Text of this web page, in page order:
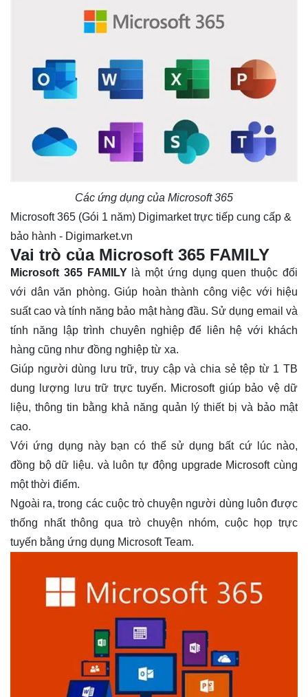
Các ứng dụng của Microsoft 365
Microsoft 365 (Gói 1 năm) Digimarket trực tiếp cung cấp &
bảo hành - Digimarket.vn
Vai trò của Microsoft 365 FAMILY
Microsoft 365 FAMILYlà một ứng dụng quen thuộc đối
với dân văn phòng. Giúp hoàn thành công việc với hiệu
suất cao và tính năng bảo mật hàng đầu. Sử dụng email và
tính năng lập trình chuyên nghiệp để liên hệ với khách
hàng cũng như đồng nghiệp từ xa.
Giúp người dùng lưu trữ, truy cập và chia sẻ tệp từ 1 TB
dung lượng lưu trữ trực tuyến. Microsoft giúp bảo vệ dữ
liệu, thông tin bằng khả năng quản lý thiết bị và bảo mật
cao.
Với ứng dụng này bạn có thể sử dụng bất cứ lúc nào,
đồng bộ dữ liệu. và luôn tự động upgrade Microsoft cùng
một thời điểm.
Ngoài ra, trong các cuộc trò chuyện người dùng luôn được
thống nhất thông qua trò chuyện nhóm, cuộc họp trực
tuyến bằng ứng dụng Microsoft Team.